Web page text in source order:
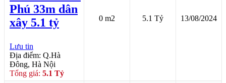
Phú 33m dân
xây 5.1 tỷ
Lưu tin
Địa điểm: Q.Hà
Đông, Hà Nội
Tổng giá: 5.1 Tỷ
0 m2 5.1 Tỷ 13/08/2024